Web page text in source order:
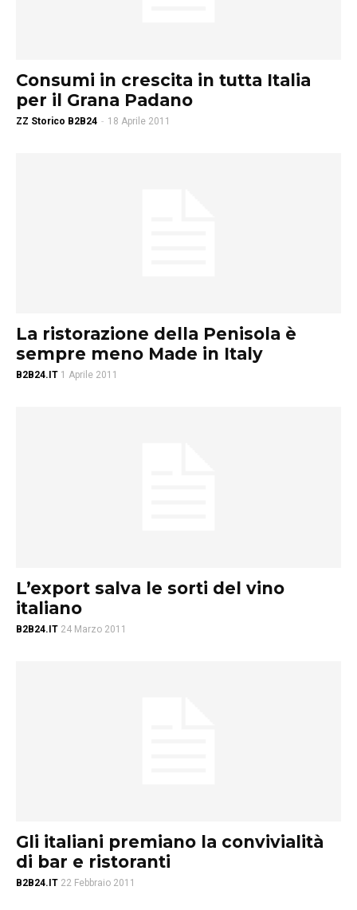
Consumi in crescita in tutta Italia
per il Grana Padano
ZZ Storico B2B24 - 18 Aprile 2011
La ristorazione della Penisola è
sempre meno Made in Italy
B2B24.IT 1 Aprile 2011
L’export salva le sorti del vino
italiano
B2B24.IT 24 Marzo 2011
Gli italiani premiano la convivialità
di bar e ristoranti
B2B24.IT 22 Febbraio 2011